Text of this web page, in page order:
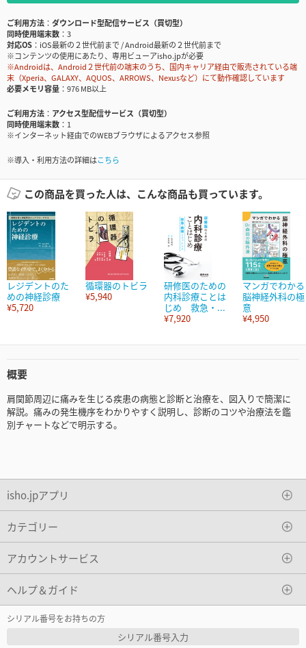
ご利用方法
ダウンロード型配信サービス（買切型）
同時使用端末数
3
対応OS
iOS最新の２世代前まで / Android最新の２世代前まで
※コンテンツの使用にあたり、専用ビューアisho.jpが必要
※Androidは、Android２世代前の端末のうち、国内キャリア経由で販売されている端
末（Xperia、GALAXY、AQUOS、ARROWS、Nexusなど）にて動作確認しています
必要メモリ容量
976 MB以上
ご利用方法
アクセス型配信サービス（買切型）
同時使用端末数
1
※インターネット経由でのWEBブラウザによるアクセス参照
※導入・利用方法の詳細はこちら
この商品を買った人は、こんな商品も買っています。
レジデントのた
めの神経診療
¥5,720
循環器のトビラ
¥5,940
研修医のための
内科診療ことは
じめ 救急・...
¥7,920
マンガでわかる
脳神経外科の極
意
¥4,950
概要
肩関節周辺に痛みを生じる疾患の病態と診断と治療を、図入りで簡潔に
解説。痛みの発生機序をわかりやすく説明し、診断のコツや治療法を鑑
別チャートなどで明示する。
isho.jpアプリ
カテゴリー
アカウントサービス
ヘルプ＆ガイド
シリアル番号をお持ちの方
シリアル番号入力